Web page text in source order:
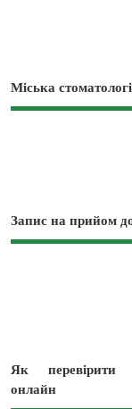
Міська
Запис на прийом
Як перевірити
онлайн